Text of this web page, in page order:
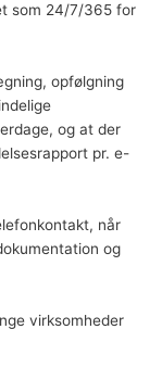
som 24/7/365 for
opfølgning
og at der
pr. e-
når
og
virksomheder